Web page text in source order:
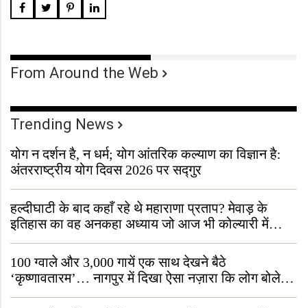
From Around the Web
Trending News
योग न दर्शन है, न धर्म; योग आंतरिक कल्याण का विज्ञान है:
अंतरराष्ट्रीय योग दिवस 2026 पर सद्गुर
हल्दीघाटी के बाद कहाँ रहे थे महाराणा प्रताप? मेवाड़ के
इतिहास का वह अनकहा अध्याय जो आज भी कोल्यारी में
जीवित है
100 ग्वाले और 3,000 गायें एक साथ देखने बैठे
‘कृष्णावतारम’… नागपुर में दिखा ऐसा नज़ारा कि लोग बोले,
“ऐसा तो सिर्फ़ कृष्ण ही कर सकते हैं”